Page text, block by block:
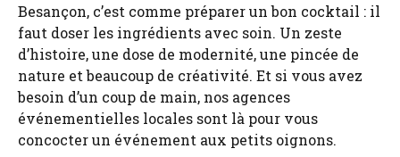
Besançon, c’est comme préparer un bon cocktail : il
faut doser les ingrédients avec soin. Un zeste
d’histoire, une dose de modernité, une pincée de
nature et beaucoup de créativité. Et si vous avez
besoin d’un coup de main, nos agences
événementielles locales sont là pour vous
concocter un événement aux petits oignons.